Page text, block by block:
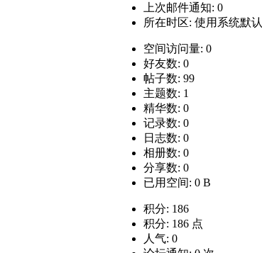
上次邮件通知: 0
所在时区: 使用系统默认
空间访问量: 0
好友数: 0
帖子数: 99
主题数: 1
精华数: 0
记录数: 0
日志数: 0
相册数: 0
分享数: 0
已用空间: 0 B
积分: 186
积分: 186 点
人气: 0